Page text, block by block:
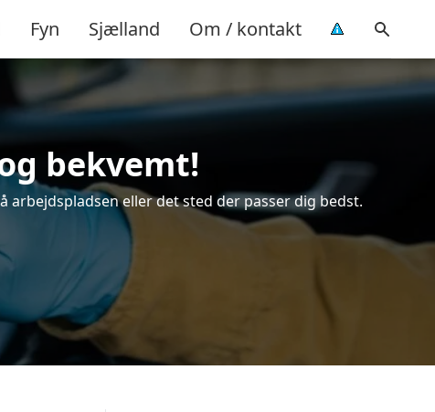
Fyn Sjælland Om / kontakt
bekvemt!
eller det sted der passer dig bedst.